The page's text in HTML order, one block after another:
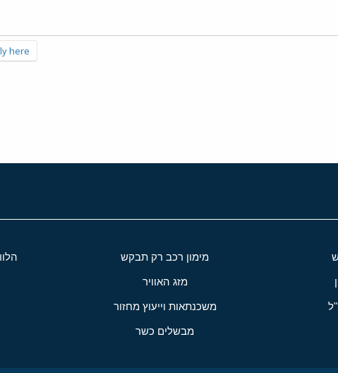
here.
מימון רכב רק תבקש
מזג האוויר
משכנתאות וייעוץ מחזור
מבשלים כשר